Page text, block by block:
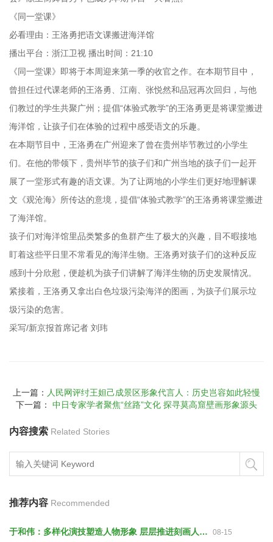
《同一堂课》
必看理由：王洛勇把语文课搬进海洋馆
播出平台：浙江卫视 播出时间：21:10
《同一堂课》即将于本周迎来第一季的收官之作。在本期节目中，
曾担任过代课老师的王洛勇、江南、张悦然和品冠再次回归，与他
们教过的学生共聚广州；提倡“体验式教学”的王洛勇更是将课堂搬进
海洋馆，让孩子们在体验的过程中感受语文的乐趣。
在本期节目中，王洛勇在广州迎来了曾在贵州毕节教过的小学生
们。在他的带领下，贵州毕节的孩子们和广州当地的孩子们一起开
展了一堂形式有趣的语文课。为了让两地的小学生们更好地理解课
文《观沧海》所传达的意境，提倡“体验式教学”的王洛勇将课堂搬进
了海洋馆。
孩子们对海洋馆里品类繁多的鱼群产生了极大的兴趣，目不暇接地
盯着这些平日里不常看见的海洋生物。王洛勇对孩子们的这种反应
感到十分欣慰，便趁机为孩子们讲解了海洋生物的历史发展情况。
紧接着，王洛勇又拿出白色垃圾污染海洋的图画，为孩子们展示垃
圾污染的危害。
采写/新京报首席记者 刘玮
上一篇： 人民网评纣王妲己成景区形象代言人：历史岂容如此轻慢
下一篇： 中日专家学者聚焦“丝路”文化 探寻莫高窟壁画形象源头
内容搜索 Related Stories
推荐内容 Recommended
于和伟：多样化演技塑造人物形象 层层推进刻画人物性格 08-15